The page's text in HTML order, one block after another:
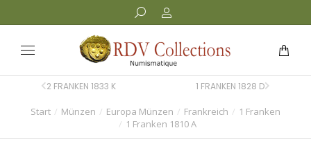
Sie befinden sich hier:
Start Münzen Europa Münzen Frankreich
1 Franken
1 Franken 1810 A
2 FRANKEN 1833 K 1 FRANKEN 1828 D